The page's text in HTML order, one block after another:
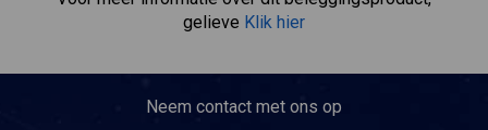
gelieve Klik hier
Neem contact met ons op